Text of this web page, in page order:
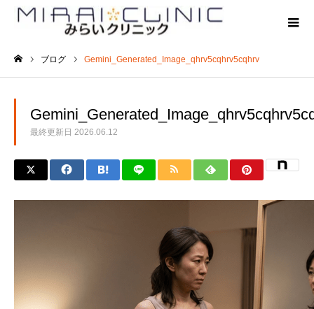
ブログ Gemini_Generated_Image_qhrv5cqhrv5cqhrv
最終更新日 2026.06.12